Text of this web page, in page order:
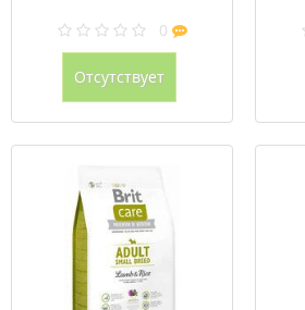
0
Отсутствует